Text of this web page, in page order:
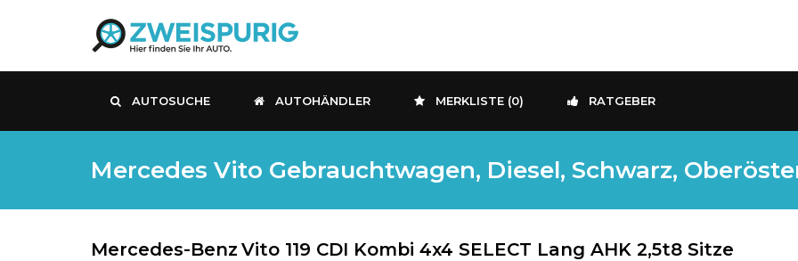
AUTOSUCHE AUTOHÄNDLER MERKLISTE (0) RATGEBER
Mercedes Vito Gebrauchtwagen, Diesel, Schwarz,
Mercedes-Benz Vito 119 CDI Kombi 4x4 SELECT Lang AHK 2,5t8 Sitze